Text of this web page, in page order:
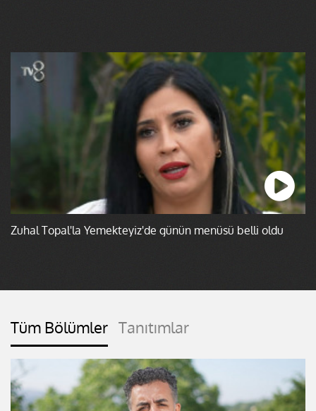
Zuhal Topal'la Yemekteyiz'de günün menüsü belli oldu
Tüm Bölümler Tanıtımlar